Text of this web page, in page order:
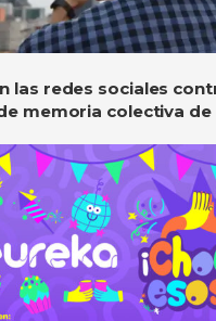
las redes sociales
memoria colectiva de